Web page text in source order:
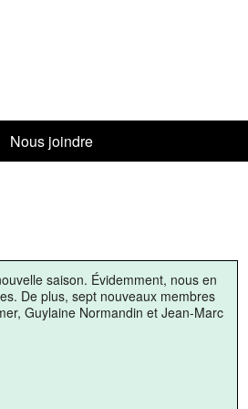
à Valcourt — 28 juin 2023
Nous joindre
saison. Évidemment, nous en
De plus, sept nouveaux membres
Guylaine Normandin et Jean-Marc